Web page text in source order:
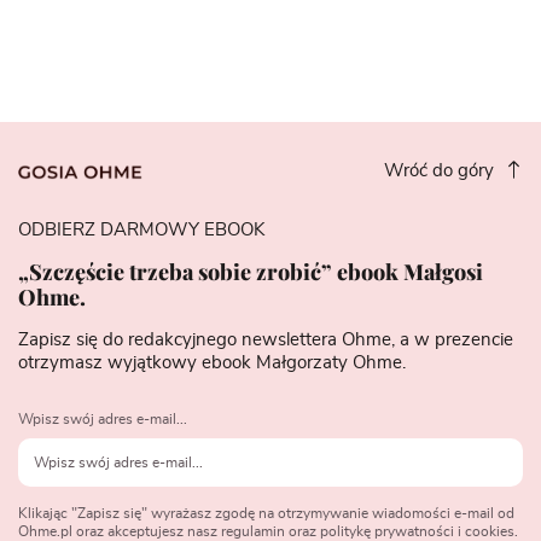
Wróć do góry
ODBIERZ DARMOWY EBOOK
„Szczęście trzeba sobie zrobić” ebook Małgosi
Ohme.
Zapisz się do redakcyjnego newslettera Ohme, a w prezencie
otrzymasz wyjątkowy ebook Małgorzaty Ohme.
Wpisz swój adres e-mail...
Klikając "Zapisz się" wyrażasz zgodę na otrzymywanie wiadomości e-mail od
Ohme.pl oraz akceptujesz nasz regulamin oraz politykę prywatności i cookies.